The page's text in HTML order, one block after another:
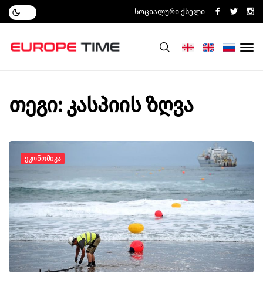
Სოციალური Ქსელი
თეგი: კასპიის ზღვა
Ეკონომიკა